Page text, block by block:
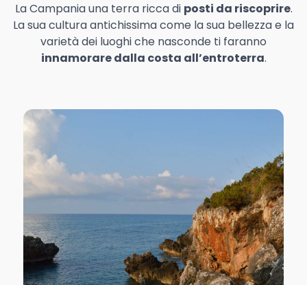
La Campania una terra ricca di posti da riscoprire.
La sua cultura antichissima come la sua bellezza e la
varietà dei luoghi che nasconde ti faranno
innamorare dalla costa all’entroterra.